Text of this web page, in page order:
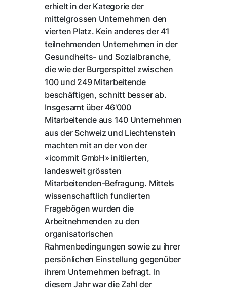
erhielt in der Kategorie der
mittelgrossen Unternehmen den
vierten Platz. Kein anderes der 41
teilnehmenden Unternehmen in der
Gesundheits- und Sozialbranche,
die wie der Burgerspittel zwischen
100 und 249 Mitarbeitende
beschäftigen, schnitt besser ab.
Insgesamt über 46'000
Mitarbeitende aus 140 Unternehmen
aus der Schweiz und Liechtenstein
machten mit an der von der
«icommit GmbH» initiierten,
landesweit grössten
Mitarbeitenden-Befragung. Mittels
wissenschaftlich fundierten
Fragebögen wurden die
Arbeitnehmenden zu den
organisatorischen
Rahmenbedingungen sowie zu ihrer
persönlichen Einstellung gegenüber
ihrem Unternehmen befragt. In
diesem Jahr war die Zahl der